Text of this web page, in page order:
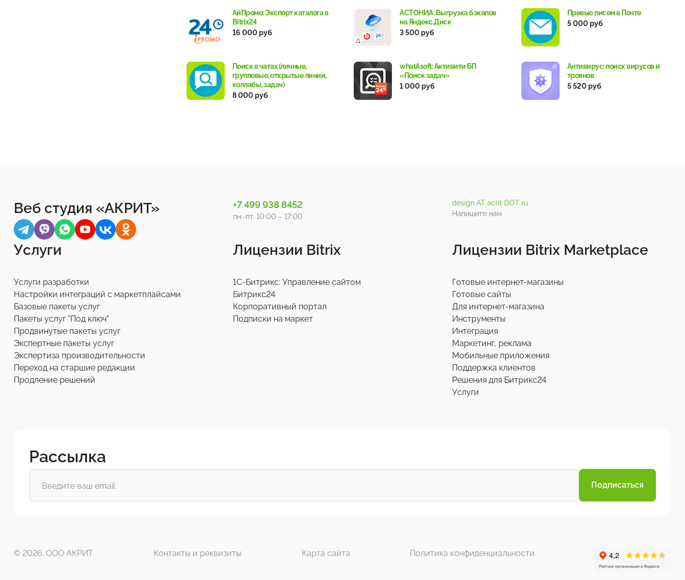
АйПромо: Экспорт каталога в
Bitrix24
16 000 руб
АСТОНИА: Выгрузка бэкапов
на Яндекс.Диск
3 500 руб
Превью писем в Почте
5 000 руб
Поиск в чатах (личные,
групповые, открытые линии,
коллабы, задач)
8 000 руб
whatAsoft: Активити БП
«Поиск задач»
1 000 руб
Антивирус: поиск вирусов и
троянов
5 520 руб
Веб студия «АКРИТ» +7 499 938 8452
пн.-пт. 10:00 – 17:00
design AT acrit DOT ru
Напишите нам
Услуги
Услуги разработки
Настройки интеграций с маркетплайсами
Базовые пакеты услуг
Пакеты услуг "Под ключ"
Продвинутые пакеты услуг
Экспертные пакеты услуг
Экспертиза производительности
Переход на старшие редакции
Продление решений
Лицензии Bitrix
1С-Битрикс: Управление сайтом
Битрикс24
Корпоративный портал
Подписки на маркет
Лицензии Bitrix Marketplace
Готовые интернет-магазины
Готовые сайты
Для интернет-магазина
Инструменты
Интеграция
Маркетинг, реклама
Мобильные приложения
Поддержка клиентов
Решения для Битрикс24
Услуги
Рассылка
Подписаться
© 2026. ООО АКРИТ Контакты и реквизиты Карта сайта Политика конфиденциальности